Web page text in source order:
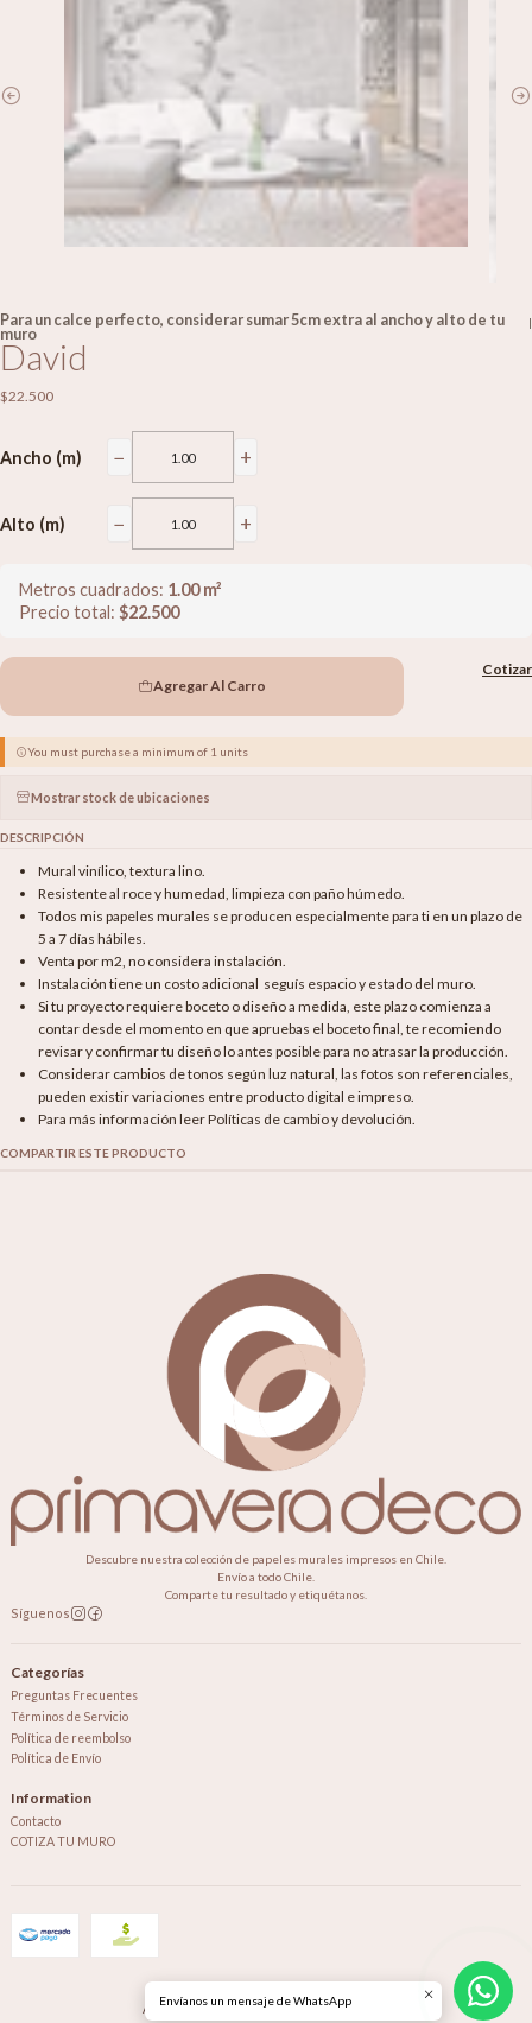
Para un calce perfecto, considerar sumar 5cm extra al ancho y alto de tu
muro
|
David
$22.500
Ancho (m) − +
Alto (m) − +
Metros cuadrados: 1.00m²
Precio total: $22.500
Agregar Al Carro
Cotizar
You must purchase a minimum of 1 units
Mostrar stock de ubicaciones
DESCRIPCIÓN
Mural vinílico, textura lino.
Resistente al roce y humedad, limpieza con paño húmedo.
Todos mis papeles murales se producen especialmente para ti en un plazo de
5 a 7 días hábiles.
Venta por m2, no considera instalación.
Instalación tiene un costo adicional seguís espacio y estado del muro.
Si tu proyecto requiere boceto o diseño a medida, este plazo comienza a
contar desde el momento en que apruebas el boceto final, te recomiendo
revisar y confirmar tu diseño lo antes posible para no atrasar la producción.
Considerar cambios de tonos según luz natural, las fotos son referenciales,
pueden existir variaciones entre producto digital e impreso.
Para más información leer Políticas de cambio y devolución.
COMPARTIR ESTE PRODUCTO
Descubre nuestra colección de papeles murales impresos en Chile.
Envío a todo Chile.
Comparte tu resultado y etiquétanos.
Síguenos
Categorías
Preguntas Frecuentes
Términos de Servicio
Política de reembolso
Política de Envío
Information
Contacto
COTIZA TU MURO
All Rights Reserved.Powered by Jumpseller
Envíanos un mensaje de WhatsApp